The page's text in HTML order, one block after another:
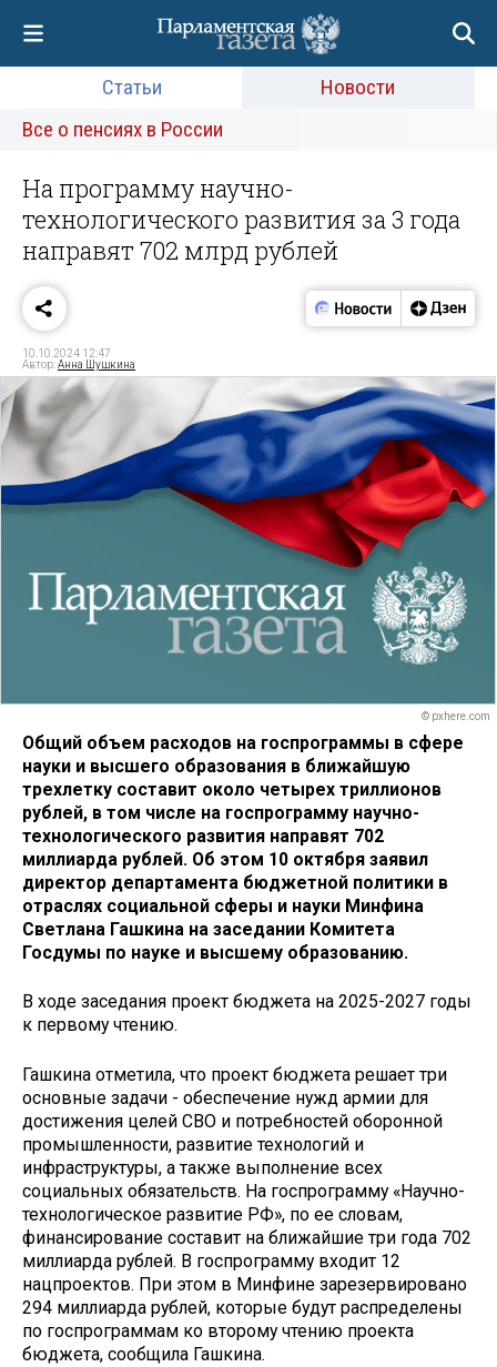
Статьи
Новости
Все о пенсиях в России
На программу научно-
технологического развития за 3 года
направят 702 млрд рублей
10.10.2024 12:47
Автор:Анна Шушкина
© pxhere.com
Общий объем расходов на госпрограммы в сфере
науки и высшего образования в ближайшую
трехлетку составит около четырех триллионов
рублей, в том числе на госпрограмму научно-
технологического развития направят 702
миллиарда рублей. Об этом 10 октября заявил
директор департамента бюджетной политики в
отраслях социальной сферы и науки Минфина
Светлана Гашкина на заседании Комитета
Госдумы по науке и высшему образованию.
В ходе заседания проект бюджета на 2025-2027 годы
к первому чтению.
Гашкина отметила, что проект бюджета решает три
основные задачи - обеспечение нужд армии для
достижения целей СВО и потребностей оборонной
промышленности, развитие технологий и
инфраструктуры, а также выполнение всех
социальных обязательств. На госпрограмму «Научно-
технологическое развитие РФ», по ее словам,
финансирование составит на ближайшие три года 702
миллиарда рублей. В госпрограмму входит 12
нацпроектов. При этом в Минфине зарезервировано
294 миллиарда рублей, которые будут распределены
по госпрограммам ко второму чтению проекта
бюджета, сообщила Гашкина.